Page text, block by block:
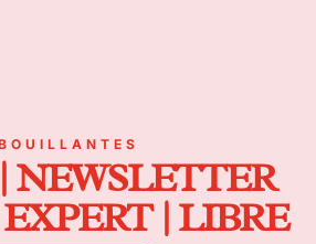
NEWSLETTER
| LIBRE